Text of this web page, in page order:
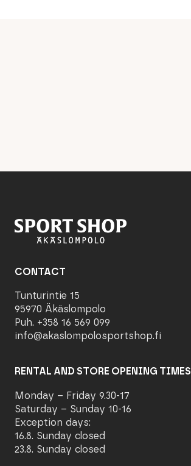
CONTACT
Tunturintie 15
95970 Äkäslompolo
Puh. +358 16 569 099
info@akaslompolosportshop.fi
RENTAL AND STORE OPENING TIMES
Monday – Friday 9.30-17
Saturday – Sunday 10-16
Exception days:
16.8. Sunday closed
23.8. Sunday closed